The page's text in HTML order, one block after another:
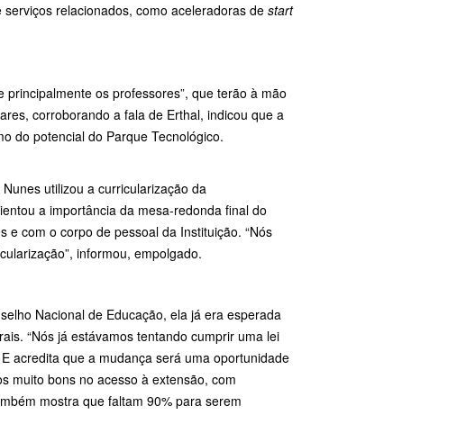
relacionados, como aceleradoras de start
os professores”, que terão à mão
corroborando a fala de Erthal, indicou que a
do potencial do Parque Tecnológico.
utilizou a curricularização da
a importância da mesa-redonda final do
com o corpo de pessoal da Instituição. “Nós
informou, empolgado.
Nacional de Educação, ela já era esperada
“Nós já estávamos tentando cumprir uma lei
acredita que a mudança será uma oportunidade
muito bons no acesso à extensão, com
mostra que faltam 90% para serem